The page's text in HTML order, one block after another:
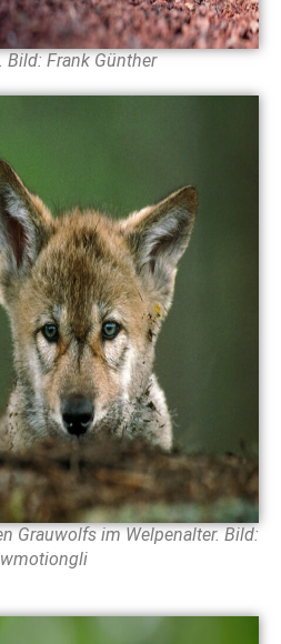
Bild: Frank Günther
Grauwolfs im Welpenalter. Bild: